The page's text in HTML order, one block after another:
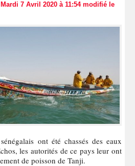
7 Avril 2020 à 11:54 modifié le
les autorités de ce pays leur ont
de poisson de Tanji.